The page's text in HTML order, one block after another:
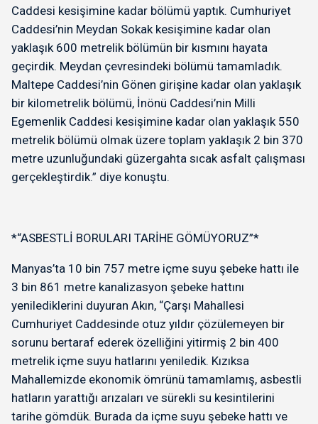
Caddesi kesişimine kadar bölümü yaptık. Cumhuriyet
Caddesi’nin Meydan Sokak kesişimine kadar olan
yaklaşık 600 metrelik bölümün bir kısmını hayata
geçirdik. Meydan çevresindeki bölümü tamamladık.
Maltepe Caddesi’nin Gönen girişine kadar olan yaklaşık
bir kilometrelik bölümü, İnönü Caddesi’nin Milli
Egemenlik Caddesi kesişimine kadar olan yaklaşık 550
metrelik bölümü olmak üzere toplam yaklaşık 2 bin 370
metre uzunluğundaki güzergahta sıcak asfalt çalışması
gerçekleştirdik.” diye konuştu.
*“ASBESTLİ BORULARI TARİHE GÖMÜYORUZ”*
Manyas’ta 10 bin 757 metre içme suyu şebeke hattı ile
3 bin 861 metre kanalizasyon şebeke hattını
yenilediklerini duyuran Akın, “Çarşı Mahallesi
Cumhuriyet Caddesinde otuz yıldır çözülemeyen bir
sorunu bertaraf ederek özelliğini yitirmiş 2 bin 400
metrelik içme suyu hatlarını yeniledik. Kızıksa
Mahallemizde ekonomik ömrünü tamamlamış, asbestli
hatların yarattığı arızaları ve sürekli su kesintilerini
tarihe gömdük. Burada da içme suyu şebeke hattı ve